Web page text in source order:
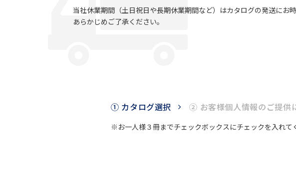
当社休業期間（土日祝日や長期休業期間など）はカタログの発送にお
あらかじめご了承ください。
① カタログ選択 ② お客様個人情報のご提供
※お一人様３冊までチェックボックスにチェックを入れて